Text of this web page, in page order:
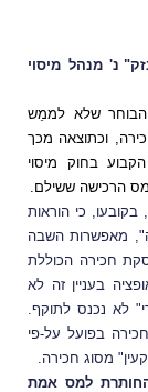
נ' מנהל מיסוי
הבוחר שלא לממֵש
וכתוצאה מכך
בחוק מיסוי
, בקובעו, כי הוראות
מאפשרות השבה
חכירה הכוללת
בעניין זה לא
לא נכנס לתוקף.
בפועל על-פי
מסוג חכירה.
למס אמת